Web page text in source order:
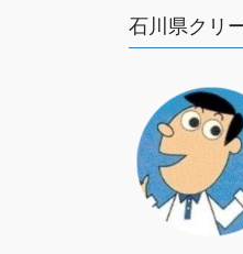
石川県クリ